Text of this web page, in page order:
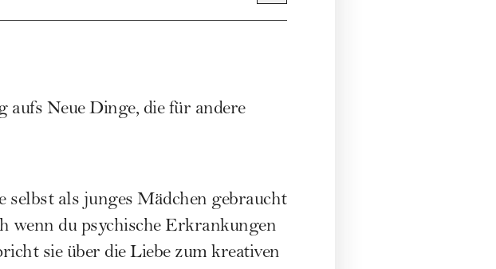
Neue Dinge, die für andere
selbst als junges Mädchen gebraucht
wenn du psychische Erkrankungen
sie über die Liebe zum kreativen